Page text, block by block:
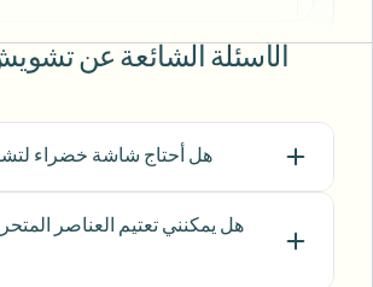
Johnson
Creator•YouTube
الأسئلة الشائعة عن
هل أحتاج شاشة خضراء
هل يمكنني تعتيم العناصر